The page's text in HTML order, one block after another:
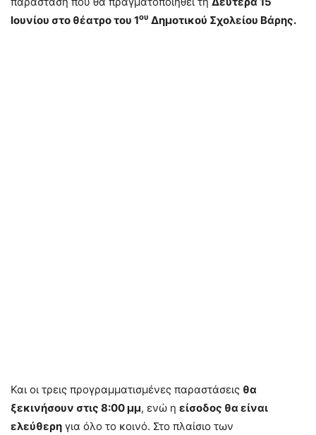
Ιουνίου στο θέατρο του 1ου Δημοτικού Σχολείου Βάρης.
Και οι τρεις προγραμματισμένες παραστάσεις θα
ξεκινήσουν στις 8:00 μμ, ενώ η είσοδος θα είναι
ελεύθερη για όλο το κοινό. Στο πλαίσιο των